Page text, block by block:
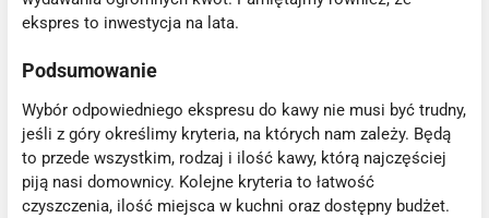
ekspres to inwestycja na lata.
Podsumowanie
Wybór odpowiedniego ekspresu do kawy nie musi być trudny,
jeśli z góry określimy kryteria, na których nam zależy. Będą
to przede wszystkim, rodzaj i ilość kawy, którą najczęściej
piją nasi domownicy. Kolejne kryteria to łatwość
czyszczenia, ilość miejsca w kuchni oraz dostępny budżet.